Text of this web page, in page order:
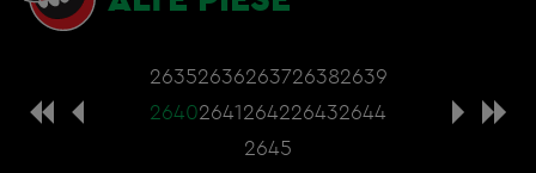
26352636263726382639
26402641264226432644
2645